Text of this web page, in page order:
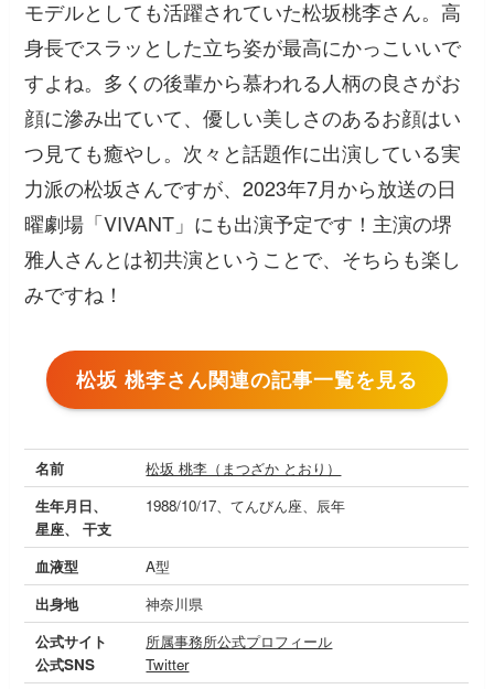
モデルとしても活躍されていた松坂桃李さん。高
身長でスラッとした立ち姿が最高にかっこいいで
すよね。多くの後輩から慕われる人柄の良さがお
顔に滲み出ていて、優しい美しさのあるお顔はい
つ見ても癒やし。次々と話題作に出演している実
力派の松坂さんですが、2023年7月から放送の日
曜劇場「VIVANT」にも出演予定です！主演の堺
雅人さんとは初共演ということで、そちらも楽し
みですね！
松坂 桃李さん関連の記事一覧を見る
名前
松坂 桃李（まつざか とおり）
生年月日、
星座、 干支
1988/10/17、てんびん座、辰年
血液型
A型
出身地
神奈川県
公式サイト
公式SNS
所属事務所公式プロフィール
Twitter